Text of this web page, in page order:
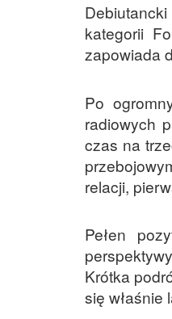
kategorii
zapowiada
Po
radiowych
czas na
relacji,
Pełen
Krótka
się właśnie